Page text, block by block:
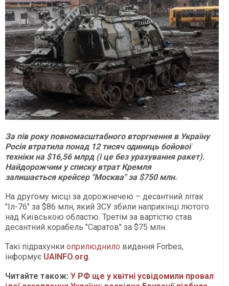
За пів року повномасштабного вторгнення в Україну
Росія втратила понад 12 тисяч одиниць бойової
техніки на $16,56 млрд (і це без урахування ракет).
Найдорожчим у списку втрат Кремля
залишається крейсер "Москва" за $750 млн.
На другому місці за дорожнечею – десантний літак
"Іл-76" за $86 млн, який ЗСУ збили наприкінці лютого
над Київською областю. Третім за вартістю став
десантний корабель "Саратов" за $75 млн.
Такі підрахунки оприлюднило видання Forbes,
інформує UAINFO.org.
Читайте також: У РФ ще у квітні усвідомили провал